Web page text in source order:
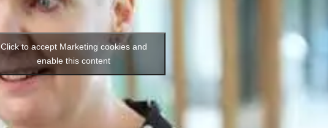
Click to accept Marketing cookies and
enable this content